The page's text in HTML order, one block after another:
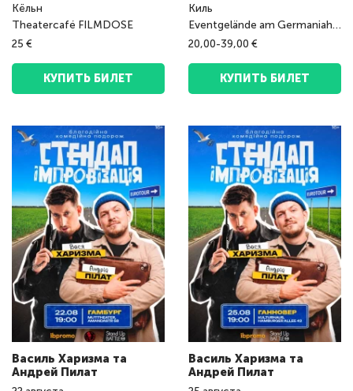
Кёльн
Theatercafé FILMDOSE
25 €
КУПИТЬ БИЛЕТ
Киль
Eventgelände am Germaniahafen
20,00-39,00 €
КУПИТЬ БИЛЕТ
Василь Харизма та
Андрeй Пилат
Василь Харизма та
Андрeй Пилат